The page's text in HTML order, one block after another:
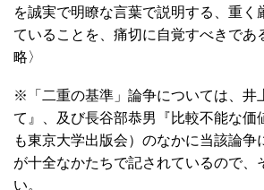
を誠実で明瞭な言葉で説明する、重く
ていることを、痛切に自覚すべきであ
略〉
※「二重の基準」論争については、井
て』、及び長谷部恭男『比較不能な価
も東京大学出版会）のなかに当該論争
が十全なかたちで記されているので、
い。